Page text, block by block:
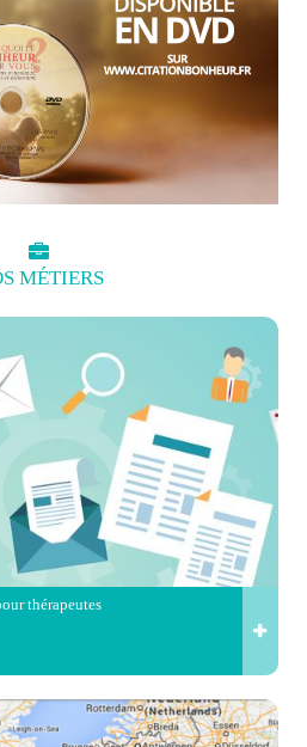
MÉTIERS
thérapeutes